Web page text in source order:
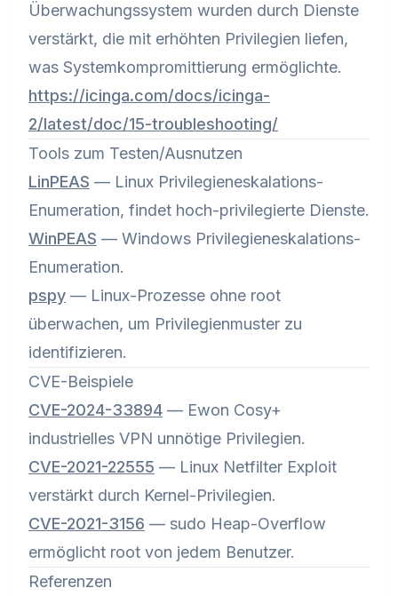
Überwachungssystem wurden durch Dienste
verstärkt, die mit erhöhten Privilegien liefen,
was Systemkompromittierung ermöglichte.
https://icinga.com/docs/icinga-
2/latest/doc/15-troubleshooting/
Tools zum Testen/Ausnutzen
LinPEAS — Linux Privilegieneskalations-
Enumeration, findet hoch-privilegierte Dienste.
WinPEAS — Windows Privilegieneskalations-
Enumeration.
pspy — Linux-Prozesse ohne root
überwachen, um Privilegienmuster zu
identifizieren.
CVE-Beispiele
CVE-2024-33894 — Ewon Cosy+
industrielles VPN unnötige Privilegien.
CVE-2021-22555 — Linux Netfilter Exploit
verstärkt durch Kernel-Privilegien.
CVE-2021-3156 — sudo Heap-Overflow
ermöglicht root von jedem Benutzer.
Referenzen